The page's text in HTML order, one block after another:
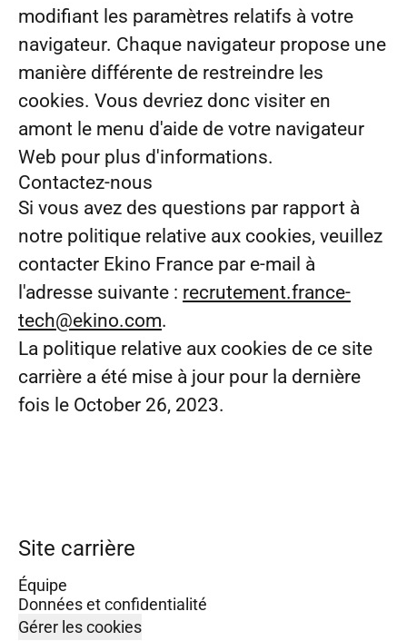
modifiant les paramètres relatifs à votre
navigateur. Chaque navigateur propose une
manière différente de restreindre les
cookies. Vous devriez donc visiter en
amont le menu d'aide de votre navigateur
Web pour plus d'informations.
Contactez-nous
Si vous avez des questions par rapport à
notre politique relative aux cookies, veuillez
contacter Ekino France par e-mail à
l'adresse suivante : recrutement.france-
tech@ekino.com.
La politique relative aux cookies de ce site
carrière a été mise à jour pour la dernière
fois le October 26, 2023.
Site carrière
Équipe
Données et confidentialité
Gérer les cookies